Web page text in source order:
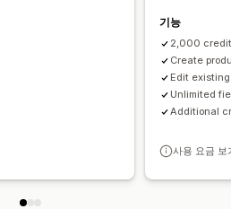
기능
2,000
Create
Edit
Unlimited
Additional
사용 요금 보